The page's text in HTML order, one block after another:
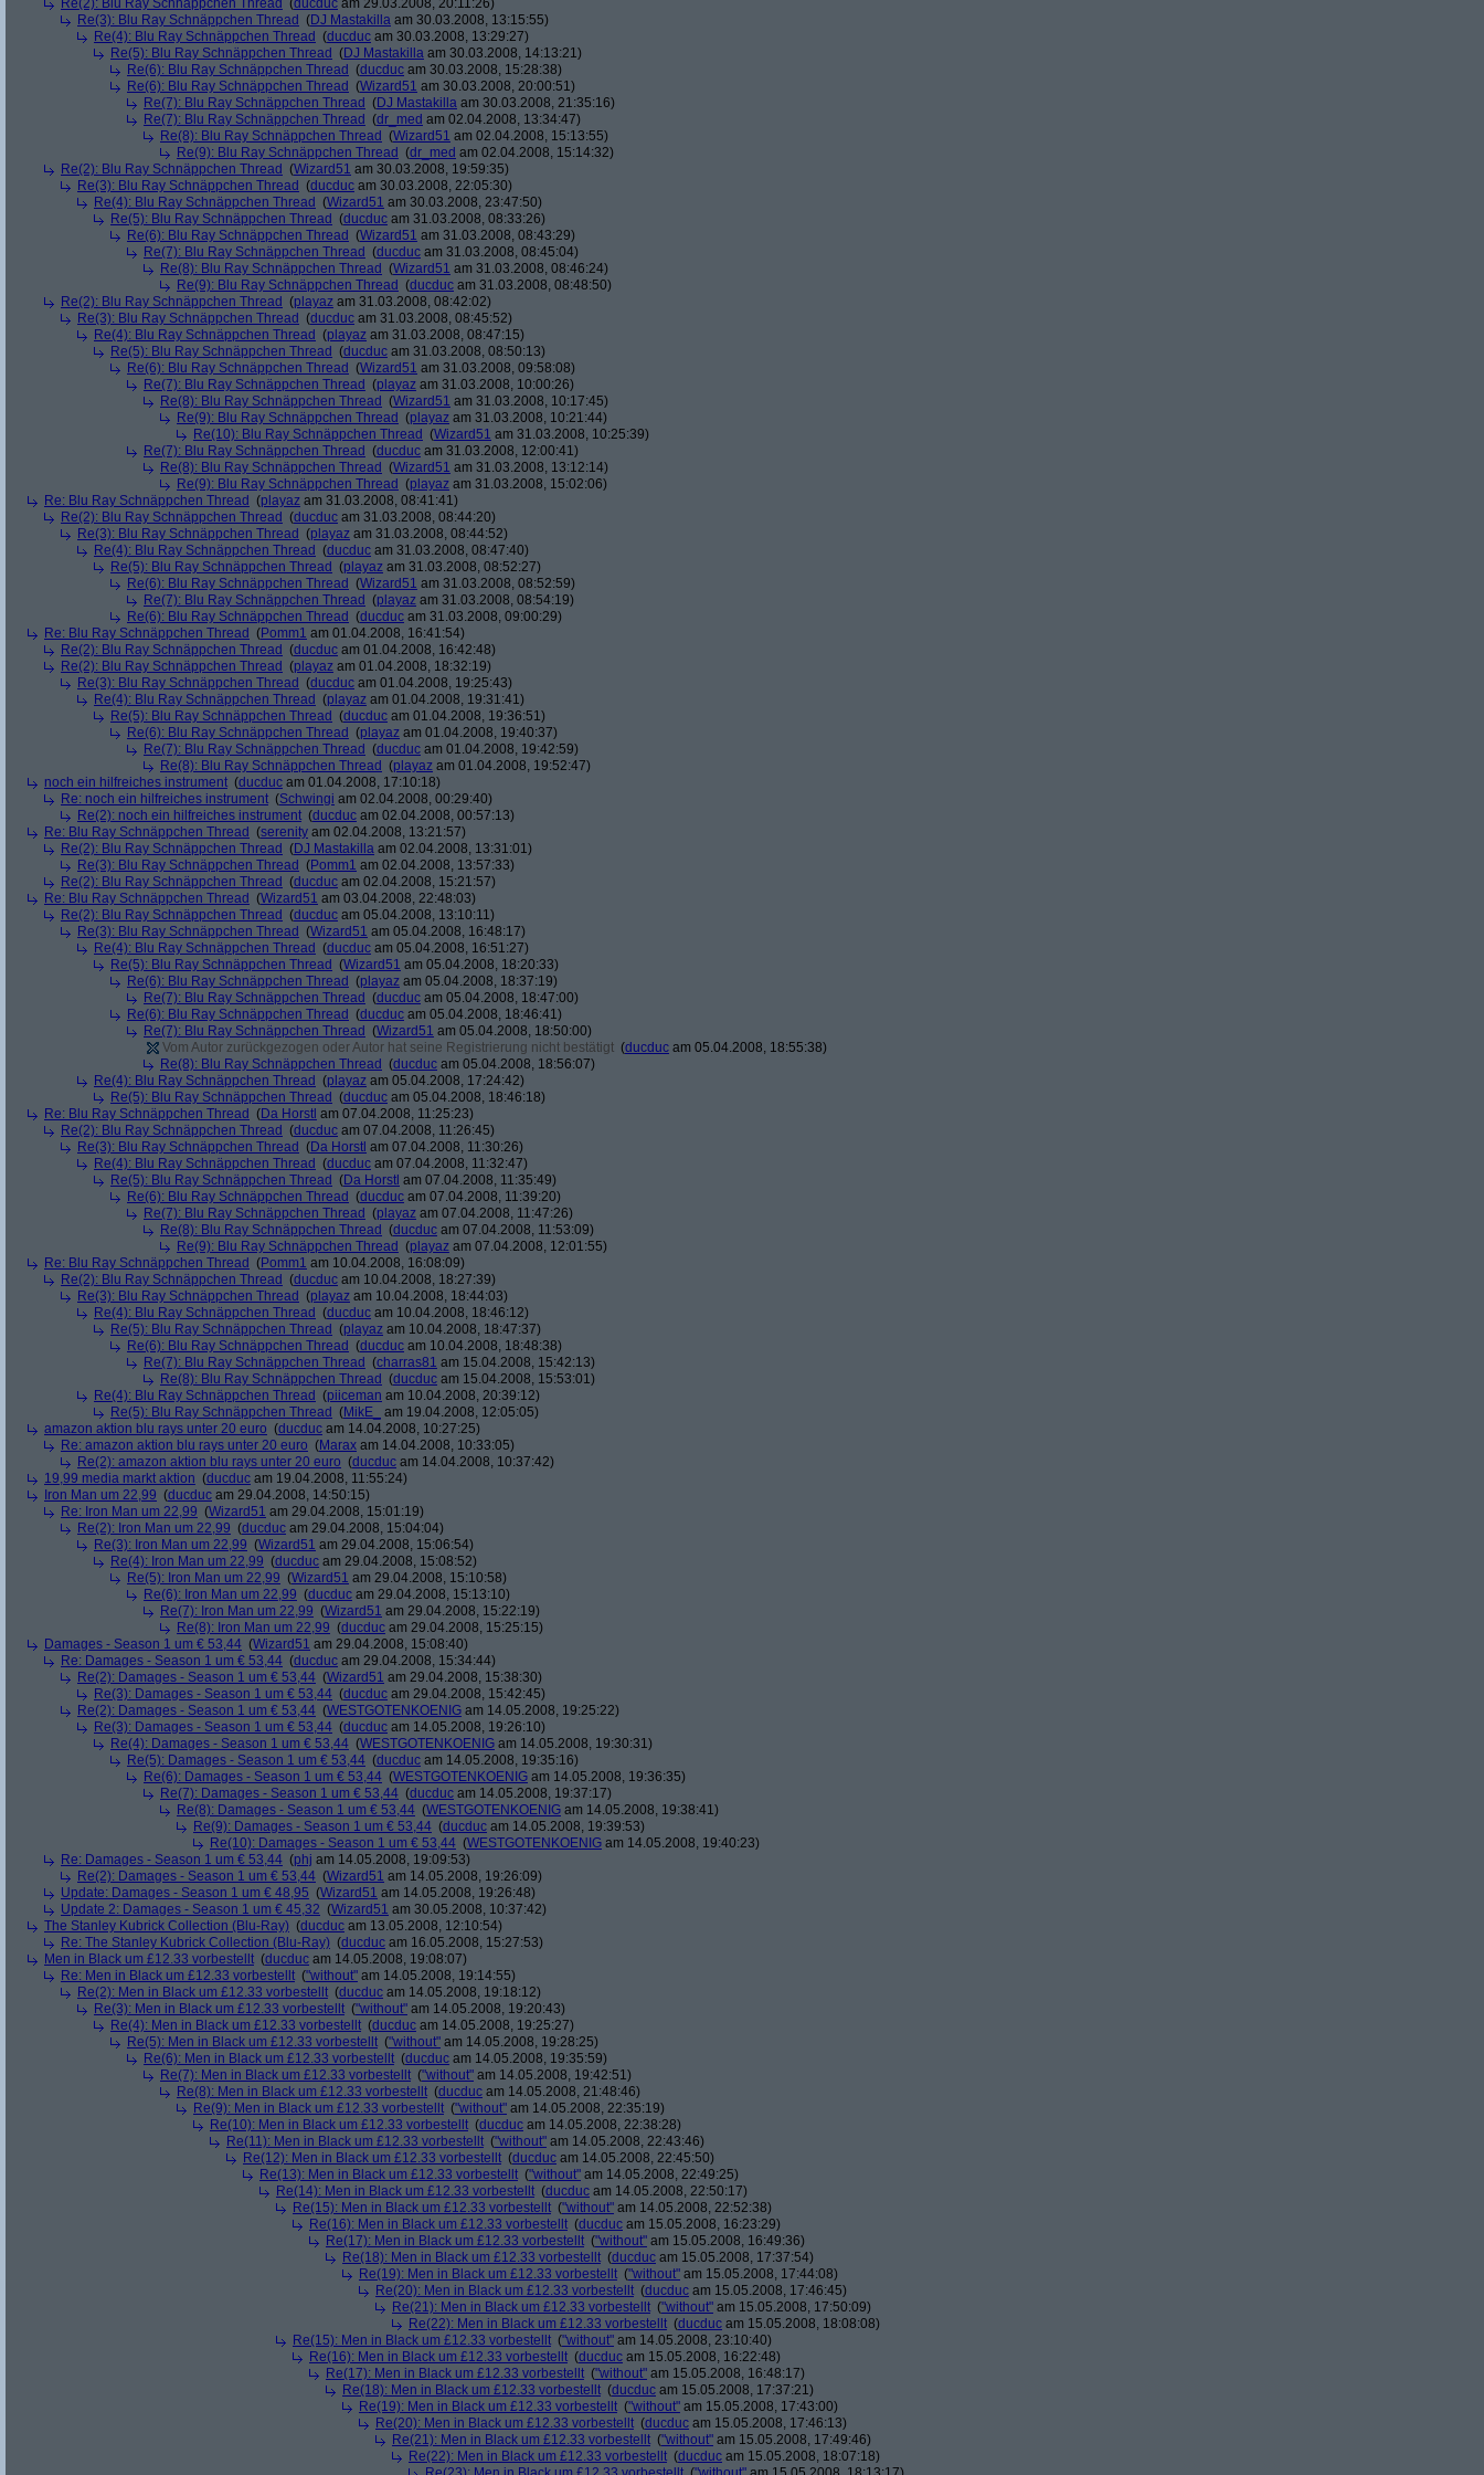
Re(2): Blu Ray Schnäppchen Thread (ducduc am 29.03.2008, 20:11:26)
Re(3): Blu Ray Schnäppchen Thread (DJ Mastakilla am 30.03.2008, 13:15:55)
Re(4): Blu Ray Schnäppchen Thread (ducduc am 30.03.2008, 13:29:27)
Re(5): Blu Ray Schnäppchen Thread (DJ Mastakilla am 30.03.2008, 14:13:21)
Re(6): Blu Ray Schnäppchen Thread (ducduc am 30.03.2008, 15:28:38)
Re(6): Blu Ray Schnäppchen Thread (Wizard51 am 30.03.2008, 20:00:51)
Re(7): Blu Ray Schnäppchen Thread (DJ Mastakilla am 30.03.2008, 21:35:16)
Re(7): Blu Ray Schnäppchen Thread (dr_med am 02.04.2008, 13:34:47)
Re(8): Blu Ray Schnäppchen Thread (Wizard51 am 02.04.2008, 15:13:55)
Re(9): Blu Ray Schnäppchen Thread (dr_med am 02.04.2008, 15:14:32)
Re(2): Blu Ray Schnäppchen Thread (Wizard51 am 30.03.2008, 19:59:35)
Re(3): Blu Ray Schnäppchen Thread (ducduc am 30.03.2008, 22:05:30)
Re(4): Blu Ray Schnäppchen Thread (Wizard51 am 30.03.2008, 23:47:50)
Re(5): Blu Ray Schnäppchen Thread (ducduc am 31.03.2008, 08:33:26)
Re(6): Blu Ray Schnäppchen Thread (Wizard51 am 31.03.2008, 08:43:29)
Re(7): Blu Ray Schnäppchen Thread (ducduc am 31.03.2008, 08:45:04)
Re(8): Blu Ray Schnäppchen Thread (Wizard51 am 31.03.2008, 08:46:24)
Re(9): Blu Ray Schnäppchen Thread (ducduc am 31.03.2008, 08:48:50)
Re(2): Blu Ray Schnäppchen Thread (playaz am 31.03.2008, 08:42:02)
Re(3): Blu Ray Schnäppchen Thread (ducduc am 31.03.2008, 08:45:52)
Re(4): Blu Ray Schnäppchen Thread (playaz am 31.03.2008, 08:47:15)
Re(5): Blu Ray Schnäppchen Thread (ducduc am 31.03.2008, 08:50:13)
Re(6): Blu Ray Schnäppchen Thread (Wizard51 am 31.03.2008, 09:58:08)
Re(7): Blu Ray Schnäppchen Thread (playaz am 31.03.2008, 10:00:26)
Re(8): Blu Ray Schnäppchen Thread (Wizard51 am 31.03.2008, 10:17:45)
Re(9): Blu Ray Schnäppchen Thread (playaz am 31.03.2008, 10:21:44)
Re(10): Blu Ray Schnäppchen Thread (Wizard51 am 31.03.2008, 10:25:39)
Re(7): Blu Ray Schnäppchen Thread (ducduc am 31.03.2008, 12:00:41)
Re(8): Blu Ray Schnäppchen Thread (Wizard51 am 31.03.2008, 13:12:14)
Re(9): Blu Ray Schnäppchen Thread (playaz am 31.03.2008, 15:02:06)
Re: Blu Ray Schnäppchen Thread (playaz am 31.03.2008, 08:41:41)
Re(2): Blu Ray Schnäppchen Thread (ducduc am 31.03.2008, 08:44:20)
Re(3): Blu Ray Schnäppchen Thread (playaz am 31.03.2008, 08:44:52)
Re(4): Blu Ray Schnäppchen Thread (ducduc am 31.03.2008, 08:47:40)
Re(5): Blu Ray Schnäppchen Thread (playaz am 31.03.2008, 08:52:27)
Re(6): Blu Ray Schnäppchen Thread (Wizard51 am 31.03.2008, 08:52:59)
Re(7): Blu Ray Schnäppchen Thread (playaz am 31.03.2008, 08:54:19)
Re(6): Blu Ray Schnäppchen Thread (ducduc am 31.03.2008, 09:00:29)
Re: Blu Ray Schnäppchen Thread (Pomm1 am 01.04.2008, 16:41:54)
Re(2): Blu Ray Schnäppchen Thread (ducduc am 01.04.2008, 16:42:48)
Re(2): Blu Ray Schnäppchen Thread (playaz am 01.04.2008, 18:32:19)
Re(3): Blu Ray Schnäppchen Thread (ducduc am 01.04.2008, 19:25:43)
Re(4): Blu Ray Schnäppchen Thread (playaz am 01.04.2008, 19:31:41)
Re(5): Blu Ray Schnäppchen Thread (ducduc am 01.04.2008, 19:36:51)
Re(6): Blu Ray Schnäppchen Thread (playaz am 01.04.2008, 19:40:37)
Re(7): Blu Ray Schnäppchen Thread (ducduc am 01.04.2008, 19:42:59)
Re(8): Blu Ray Schnäppchen Thread (playaz am 01.04.2008, 19:52:47)
noch ein hilfreiches instrument (ducduc am 01.04.2008, 17:10:18)
Re: noch ein hilfreiches instrument (Schwingi am 02.04.2008, 00:29:40)
Re(2): noch ein hilfreiches instrument (ducduc am 02.04.2008, 00:57:13)
Re: Blu Ray Schnäppchen Thread (serenity am 02.04.2008, 13:21:57)
Re(2): Blu Ray Schnäppchen Thread (DJ Mastakilla am 02.04.2008, 13:31:01)
Re(3): Blu Ray Schnäppchen Thread (Pomm1 am 02.04.2008, 13:57:33)
Re(2): Blu Ray Schnäppchen Thread (ducduc am 02.04.2008, 15:21:57)
Re: Blu Ray Schnäppchen Thread (Wizard51 am 03.04.2008, 22:48:03)
Re(2): Blu Ray Schnäppchen Thread (ducduc am 05.04.2008, 13:10:11)
Re(3): Blu Ray Schnäppchen Thread (Wizard51 am 05.04.2008, 16:48:17)
Re(4): Blu Ray Schnäppchen Thread (ducduc am 05.04.2008, 16:51:27)
Re(5): Blu Ray Schnäppchen Thread (Wizard51 am 05.04.2008, 18:20:33)
Re(6): Blu Ray Schnäppchen Thread (playaz am 05.04.2008, 18:37:19)
Re(7): Blu Ray Schnäppchen Thread (ducduc am 05.04.2008, 18:47:00)
Re(6): Blu Ray Schnäppchen Thread (ducduc am 05.04.2008, 18:46:41)
Re(7): Blu Ray Schnäppchen Thread (Wizard51 am 05.04.2008, 18:50:00)
Vom Autor zurückgezogen oder Autor hat seine Registrierung nicht bestätigt (ducduc am 05.04.2008, 18:55:38)
Re(8): Blu Ray Schnäppchen Thread (ducduc am 05.04.2008, 18:56:07)
Re(4): Blu Ray Schnäppchen Thread (playaz am 05.04.2008, 17:24:42)
Re(5): Blu Ray Schnäppchen Thread (ducduc am 05.04.2008, 18:46:18)
Re: Blu Ray Schnäppchen Thread (Da Horstl am 07.04.2008, 11:25:23)
Re(2): Blu Ray Schnäppchen Thread (ducduc am 07.04.2008, 11:26:45)
Re(3): Blu Ray Schnäppchen Thread (Da Horstl am 07.04.2008, 11:30:26)
Re(4): Blu Ray Schnäppchen Thread (ducduc am 07.04.2008, 11:32:47)
Re(5): Blu Ray Schnäppchen Thread (Da Horstl am 07.04.2008, 11:35:49)
Re(6): Blu Ray Schnäppchen Thread (ducduc am 07.04.2008, 11:39:20)
Re(7): Blu Ray Schnäppchen Thread (playaz am 07.04.2008, 11:47:26)
Re(8): Blu Ray Schnäppchen Thread (ducduc am 07.04.2008, 11:53:09)
Re(9): Blu Ray Schnäppchen Thread (playaz am 07.04.2008, 12:01:55)
Re: Blu Ray Schnäppchen Thread (Pomm1 am 10.04.2008, 16:08:09)
Re(2): Blu Ray Schnäppchen Thread (ducduc am 10.04.2008, 18:27:39)
Re(3): Blu Ray Schnäppchen Thread (playaz am 10.04.2008, 18:44:03)
Re(4): Blu Ray Schnäppchen Thread (ducduc am 10.04.2008, 18:46:12)
Re(5): Blu Ray Schnäppchen Thread (playaz am 10.04.2008, 18:47:37)
Re(6): Blu Ray Schnäppchen Thread (ducduc am 10.04.2008, 18:48:38)
Re(7): Blu Ray Schnäppchen Thread (charras81 am 15.04.2008, 15:42:13)
Re(8): Blu Ray Schnäppchen Thread (ducduc am 15.04.2008, 15:53:01)
Re(4): Blu Ray Schnäppchen Thread (piiceman am 10.04.2008, 20:39:12)
Re(5): Blu Ray Schnäppchen Thread (MikE_
am 19.04.2008, 12:05:05)
amazon aktion blu rays unter 20 euro (ducduc am 14.04.2008, 10:27:25)
Re: amazon aktion blu rays unter 20 euro (Marax am 14.04.2008, 10:33:05)
Re(2): amazon aktion blu rays unter 20 euro (ducduc am 14.04.2008, 10:37:42)
19,99 media markt aktion (ducduc am 19.04.2008, 11:55:24)
Iron Man um 22,99 (ducduc am 29.04.2008, 14:50:15)
Re: Iron Man um 22,99 (Wizard51 am 29.04.2008, 15:01:19)
Re(2): Iron Man um 22,99 (ducduc am 29.04.2008, 15:04:04)
Re(3): Iron Man um 22,99 (Wizard51 am 29.04.2008, 15:06:54)
Re(4): Iron Man um 22,99 (ducduc am 29.04.2008, 15:08:52)
Re(5): Iron Man um 22,99 (Wizard51 am 29.04.2008, 15:10:58)
Re(6): Iron Man um 22,99 (ducduc am 29.04.2008, 15:13:10)
Re(7): Iron Man um 22,99 (Wizard51 am 29.04.2008, 15:22:19)
Re(8): Iron Man um 22,99 (ducduc am 29.04.2008, 15:25:15)
Damages - Season 1 um € 53,44 (Wizard51 am 29.04.2008, 15:08:40)
Re: Damages - Season 1 um € 53,44 (ducduc am 29.04.2008, 15:34:44)
Re(2): Damages - Season 1 um € 53,44 (Wizard51 am 29.04.2008, 15:38:30)
Re(3): Damages - Season 1 um € 53,44 (ducduc am 29.04.2008, 15:42:45)
Re(2): Damages - Season 1 um € 53,44 (WESTGOTENKOENIG am 14.05.2008, 19:25:22)
Re(3): Damages - Season 1 um € 53,44 (ducduc am 14.05.2008, 19:26:10)
Re(4): Damages - Season 1 um € 53,44 (WESTGOTENKOENIG am 14.05.2008, 19:30:31)
Re(5): Damages - Season 1 um € 53,44 (ducduc am 14.05.2008, 19:35:16)
Re(6): Damages - Season 1 um € 53,44 (WESTGOTENKOENIG am 14.05.2008, 19:36:35)
Re(7): Damages - Season 1 um € 53,44 (ducduc am 14.05.2008, 19:37:17)
Re(8): Damages - Season 1 um € 53,44 (WESTGOTENKOENIG am 14.05.2008, 19:38:41)
Re(9): Damages - Season 1 um € 53,44 (ducduc am 14.05.2008, 19:39:53)
Re(10): Damages - Season 1 um € 53,44 (WESTGOTENKOENIG am 14.05.2008, 19:40:23)
Re: Damages - Season 1 um € 53,44 (phj am 14.05.2008, 19:09:53)
Re(2): Damages - Season 1 um € 53,44 (Wizard51 am 14.05.2008, 19:26:09)
Update: Damages - Season 1 um € 48,95 (Wizard51 am 14.05.2008, 19:26:48)
Update 2: Damages - Season 1 um € 45,32 (Wizard51 am 30.05.2008, 10:37:42)
The Stanley Kubrick Collection (Blu-Ray) (ducduc am 13.05.2008, 12:10:54)
Re: The Stanley Kubrick Collection (Blu-Ray) (ducduc am 16.05.2008, 15:27:53)
Men in Black um £12.33 vorbestellt (ducduc am 14.05.2008, 19:08:07)
Re: Men in Black um £12.33 vorbestellt ("without" am 14.05.2008, 19:14:55)
Re(2): Men in Black um £12.33 vorbestellt (ducduc am 14.05.2008, 19:18:12)
Re(3): Men in Black um £12.33 vorbestellt ("without" am 14.05.2008, 19:20:43)
Re(4): Men in Black um £12.33 vorbestellt (ducduc am 14.05.2008, 19:25:27)
Re(5): Men in Black um £12.33 vorbestellt ("without" am 14.05.2008, 19:28:25)
Re(6): Men in Black um £12.33 vorbestellt (ducduc am 14.05.2008, 19:35:59)
Re(7): Men in Black um £12.33 vorbestellt ("without" am 14.05.2008, 19:42:51)
Re(8): Men in Black um £12.33 vorbestellt (ducduc am 14.05.2008, 21:48:46)
Re(9): Men in Black um £12.33 vorbestellt ("without" am 14.05.2008, 22:35:19)
Re(10): Men in Black um £12.33 vorbestellt (ducduc am 14.05.2008, 22:38:28)
Re(11): Men in Black um £12.33 vorbestellt ("without" am 14.05.2008, 22:43:46)
Re(12): Men in Black um £12.33 vorbestellt (ducduc am 14.05.2008, 22:45:50)
Re(13): Men in Black um £12.33 vorbestellt ("without" am 14.05.2008, 22:49:25)
Re(14): Men in Black um £12.33 vorbestellt (ducduc am 14.05.2008, 22:50:17)
Re(15): Men in Black um £12.33 vorbestellt ("without" am 14.05.2008, 22:52:38)
Re(16): Men in Black um £12.33 vorbestellt (ducduc am 15.05.2008, 16:23:29)
Re(17): Men in Black um £12.33 vorbestellt ("without" am 15.05.2008, 16:49:36)
Re(18): Men in Black um £12.33 vorbestellt (ducduc am 15.05.2008, 17:37:54)
Re(19): Men in Black um £12.33 vorbestellt ("without" am 15.05.2008, 17:44:08)
Re(20): Men in Black um £12.33 vorbestellt (ducduc am 15.05.2008, 17:46:45)
Re(21): Men in Black um £12.33 vorbestellt ("without" am 15.05.2008, 17:50:09)
Re(22): Men in Black um £12.33 vorbestellt (ducduc am 15.05.2008, 18:08:08)
Re(15): Men in Black um £12.33 vorbestellt ("without" am 14.05.2008, 23:10:40)
Re(16): Men in Black um £12.33 vorbestellt (ducduc am 15.05.2008, 16:22:48)
Re(17): Men in Black um £12.33 vorbestellt ("without" am 15.05.2008, 16:48:17)
Re(18): Men in Black um £12.33 vorbestellt (ducduc am 15.05.2008, 17:37:21)
Re(19): Men in Black um £12.33 vorbestellt ("without" am 15.05.2008, 17:43:00)
Re(20): Men in Black um £12.33 vorbestellt (ducduc am 15.05.2008, 17:46:13)
Re(21): Men in Black um £12.33 vorbestellt ("without" am 15.05.2008, 17:49:46)
Re(22): Men in Black um £12.33 vorbestellt (ducduc am 15.05.2008, 18:07:18)